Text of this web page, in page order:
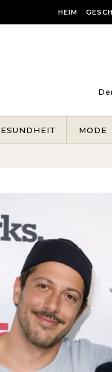
HEIM
MODE